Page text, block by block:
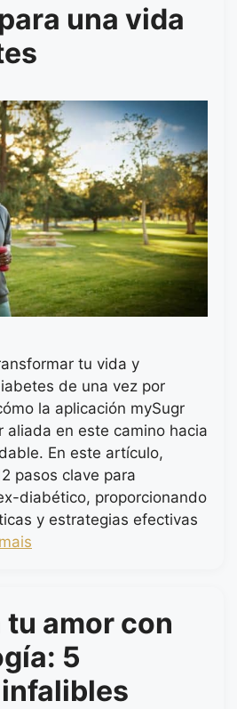
una vida
tu vida y
de una vez por
la aplicación mySugr
aliada en este camino hacia
En este artículo,
pasos clave para
diabético, proporcionando
y estrategias efectivas
tu amor con
5